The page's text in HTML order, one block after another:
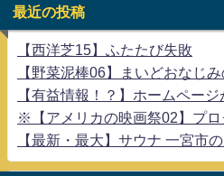
最近の投稿
【西洋芝15】ふたたび失敗
【野菜泥棒06】まいどおなじみ
【有益情報！？】ホームペー
※【アメリカの映画祭02】プロ
【最新・最大】サウナ 一宮市